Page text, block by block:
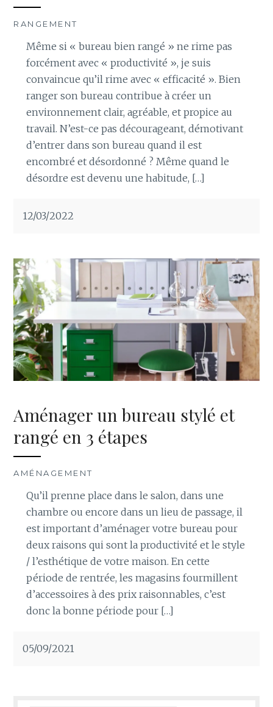
RANGEMENT
Même si « bureau bien rangé » ne rime pas
forcément avec « productivité », je suis
convaincue qu’il rime avec « efficacité ». Bien
ranger son bureau contribue à créer un
environnement clair, agréable, et propice au
travail. N’est-ce pas décourageant, démotivant
d’entrer dans son bureau quand il est
encombré et désordonné ? Même quand le
désordre est devenu une habitude, […]
12/03/2022
Aménager un bureau stylé et
rangé en 3 étapes
AMÉNAGEMENT
Qu’il prenne place dans le salon, dans une
chambre ou encore dans un lieu de passage, il
est important d’aménager votre bureau pour
deux raisons qui sont la productivité et le style
/ l’esthétique de votre maison. En cette
période de rentrée, les magasins fourmillent
d’accessoires à des prix raisonnables, c’est
donc la bonne période pour […]
05/09/2021